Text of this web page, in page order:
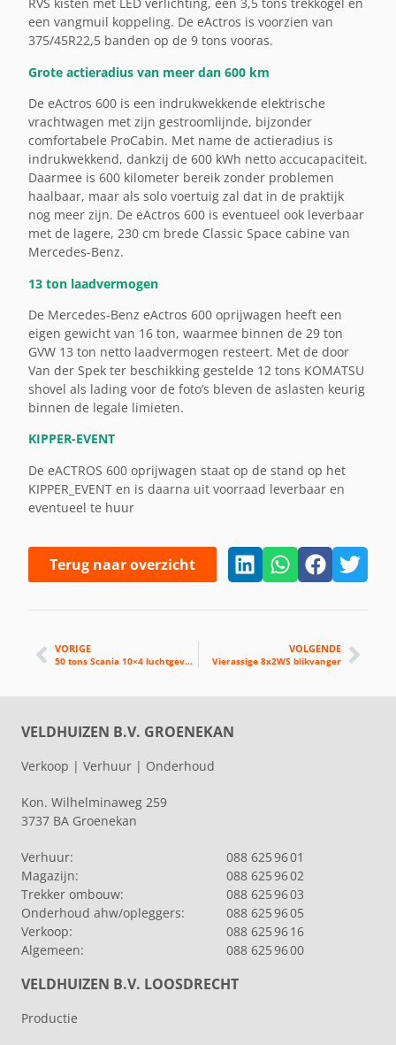
RVS kisten met LED verlichting, een 3,5 tons trekkogel en
een vangmuil koppeling. De eActros is voorzien van
375/45R22,5 banden op de 9 tons vooras.
Grote actieradius van meer dan 600 km
De eActros 600 is een indrukwekkende elektrische
vrachtwagen met zijn gestroomlijnde, bijzonder
comfortabele ProCabin. Met name de actieradius is
indrukwekkend, dankzij de 600 kWh netto accucapaciteit.
Daarmee is 600 kilometer bereik zonder problemen
haalbaar, maar als solo voertuig zal dat in de praktijk
nog meer zijn. De eActros 600 is eventueel ook leverbaar
met de lagere, 230 cm brede Classic Space cabine van
Mercedes-Benz.
13 ton laadvermogen
De Mercedes-Benz eActros 600 oprijwagen heeft een
eigen gewicht van 16 ton, waarmee binnen de 29 ton
GVW 13 ton netto laadvermogen resteert. Met de door
Van der Spek ter beschikking gestelde 12 tons KOMATSU
shovel als lading voor de foto’s bleven de aslasten keurig
binnen de legale limieten.
KIPPER-EVENT
De eACTROS 600 oprijwagen staat op de stand op het
KIPPER_EVENT en is daarna uit voorraad leverbaar en
eventueel te huur
Terug naar overzicht
VORIGE
50 tons Scania 10×4 luchtgeveerde widespread kipper
VOLGENDE
Vierassige 8x2WS blikvanger
VELDHUIZEN B.V. GROENEKAN
Verkoop | Verhuur | Onderhoud
Kon. Wilhelminaweg 259
3737 BA Groenekan
Verhuur:
088 625 96 01
Magazijn:
088 625 96 02
Trekker ombouw:
088 625 96 03
Onderhoud ahw/opleggers:
088 625 96 05
Verkoop:
088 625 96 16
Algemeen:
088 625 96 00
VELDHUIZEN B.V. LOOSDRECHT
Productie